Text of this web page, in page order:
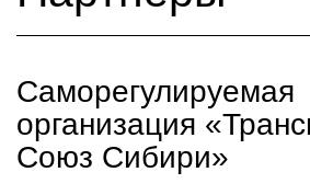
Саморегулируемая
организация
Союз Сибири»